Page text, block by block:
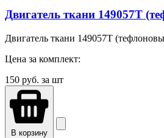
Двигатель ткани 149057T
Двигатель ткани 149057T
Цена за комплект:
150 руб. за шт
В корзину